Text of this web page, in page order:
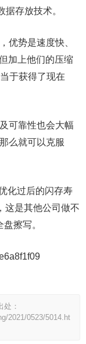
存放技术。
优势是速度快、
加上他们的压缩
于获得了现在
可靠性也会大幅
么就可以克服
化过后的闪存寿
这是其他公司做不
擦写。
：
2021/0523/5014.ht